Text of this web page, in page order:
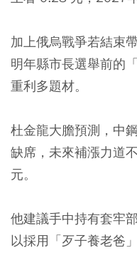
加上俄烏戰爭若結束
明年縣市長選舉前的
重利多題材。
杜金龍大膽預測，中
缺席，未來補漲力道
元。
他建議手中持有套牢
以採用「歹子養老爸